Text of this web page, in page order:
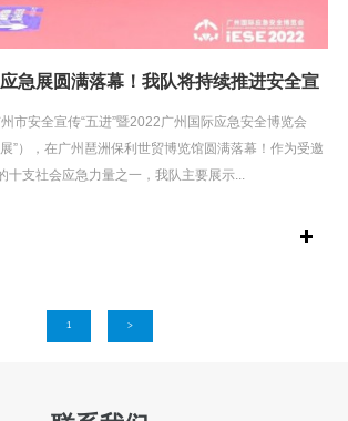
急展圆满落幕！我队将持续推进安全宣
市安全宣传“五进”暨2022广州国际应急安全博览会
展”），在广州琶洲保利世贸博览馆圆满落幕！作为受邀
十支社会应急力量之一，我队主要展示...
1 >